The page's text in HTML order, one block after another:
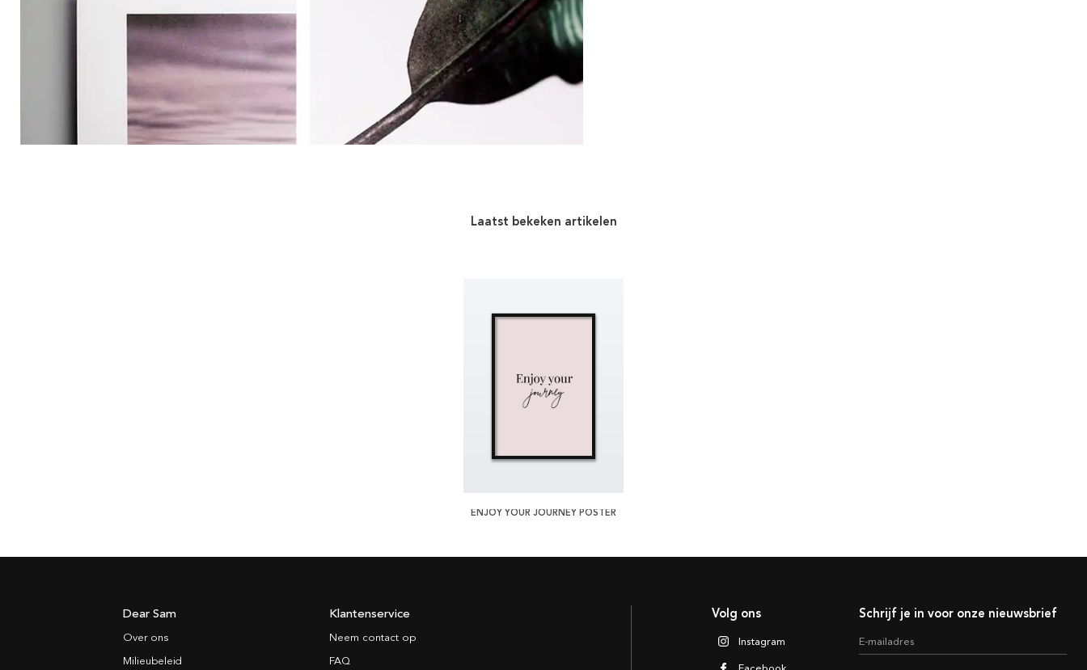
Laatst bekeken artikelen
ENJOY YOUR JOURNEY POSTER
Schrijf je in voor onze nieuwsbrief
E-mailadres
Volg ons
Instagram
Facebook
Dear Sam
Over ons
Milieubeleid
Klantenservice
Neem contact op
FAQ